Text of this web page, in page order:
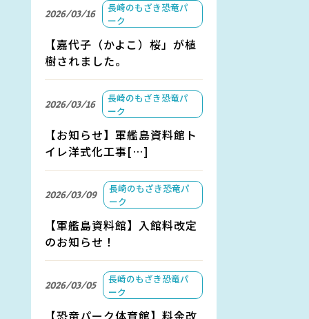
2026/03/16
長崎のもざき恐竜パ
ーク
【嘉代子（かよこ）桜」が植
樹されました。
2026/03/16
長崎のもざき恐竜パ
ーク
【お知らせ】軍艦島資料館ト
イレ洋式化工事[…]
2026/03/09
長崎のもざき恐竜パ
ーク
【軍艦島資料館】入館料改定
のお知らせ！
2026/03/05
長崎のもざき恐竜パ
ーク